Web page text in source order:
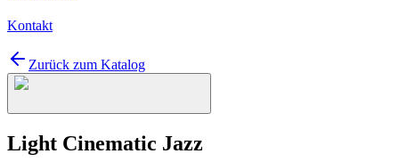
Kontakt
Zurück zum Katalog
Light Cinematic Jazz